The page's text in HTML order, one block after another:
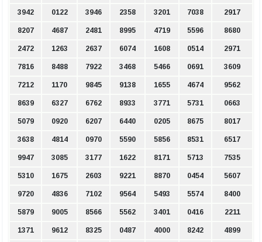
3942 0122 3946 2358 3201 7038 2917
8207 4687 2481 8995 4719 5596 8680
2472 1263 2637 6074 1608 0514 2971
7816 8488 7922 3468 5466 0691 3609
7212 1170 9845 9138 1655 4674 9562
8639 6327 6762 8933 3771 5731 0663
5079 0920 6207 6440 0205 8675 8017
3638 4814 0970 5590 5856 8531 6517
9947 3085 3177 1622 8171 5713 7535
5310 1675 2603 9221 8870 0454 5607
9720 4836 7102 9564 5493 5574 8400
5879 9005 8566 5562 3401 0416 2211
1371 9612 8325 0487 4000 8242 4899